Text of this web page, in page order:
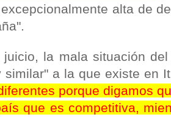
alta de
juicio, la mala situación
similar" a la que existe en
porque digamos
que es competitiva,